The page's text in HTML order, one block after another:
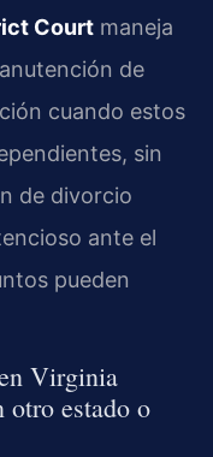
Court maneja
de
cuando estos
sin
de divorcio
ante el
pueden
Virginia
otro estado o